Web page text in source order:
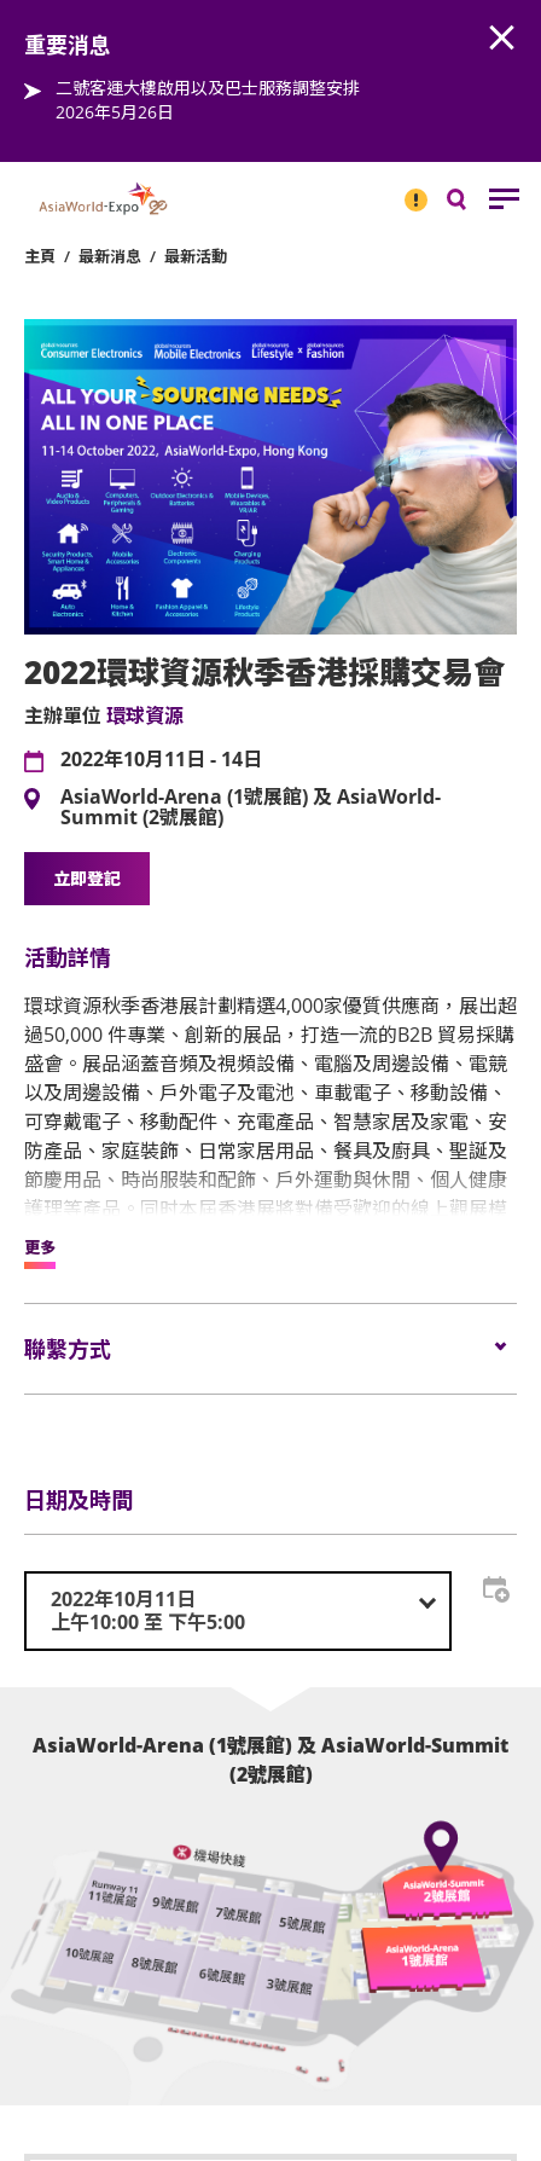
重要消息
二號客運大樓啟用以及巴士服務調整安排
2026年5月26日
消息
主頁 / 最新消息 / 最新活動
2022環球資源秋季香港採購交易會
主辦單位 環球資源
2022年10月11日 - 14日
AsiaWorld-Arena (1號展館) 及 AsiaWorld-
Summit (2號展館)
立即登記
活動詳情
環球資源秋季香港展計劃精選4,000家優質供應商，展出超
過50,000 件專業、創新的展品，打造一流的B2B 貿易採購
盛會。展品涵蓋音頻及視頻設備、電腦及周邊設備、電競
以及周邊設備、戶外電子及電池、車載電子、移動設備、
可穿戴電子、移動配件、充電產品、智慧家居及家電、安
防產品、家庭裝飾、日常家居用品、餐具及廚具、聖誕及
節慶用品、時尚服裝和配飾、戶外運動與休閒、個人健康
護理等產品。同时本屆香港展將對備受歡迎的線上觀展模
式——「雲逛展」進行全面服務升級，全新升級後的「雲
逛展」結合線下實體展覽會，將更有效地促進買賣雙方溝
更多
聯繫方式
站:
source=GSOLHP
日期及時間
2022年10月11日
上午10:00 至 下午5:00
AsiaWorld-Arena (1號展館) 及 AsiaWorld-Summit
(2號展館)